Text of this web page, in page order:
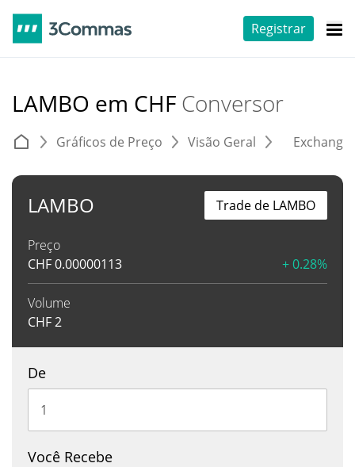
Registrar
LAMBO em CHF Conversor
Gráficos de Preço Visão Geral
LAMBO
Preço
CHF0.00000113 + 0.28%
Volume
CHF2
Trade de LAMBO
De
Você Recebe